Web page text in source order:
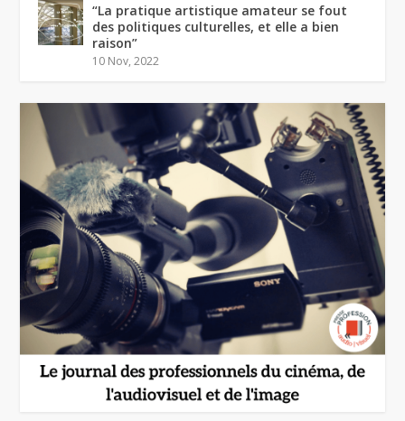
“La pratique artistique amateur se fout
des politiques culturelles, et elle a bien
raison”
10 Nov, 2022